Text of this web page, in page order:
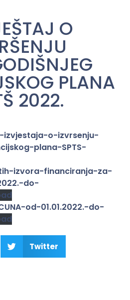
O
PLANA
2022.
izvjestaja-o-izvrsenju-
plana-SPTS-
izvora-financiranja-za-
do-
od-01.01.2022.-do-
Twitter